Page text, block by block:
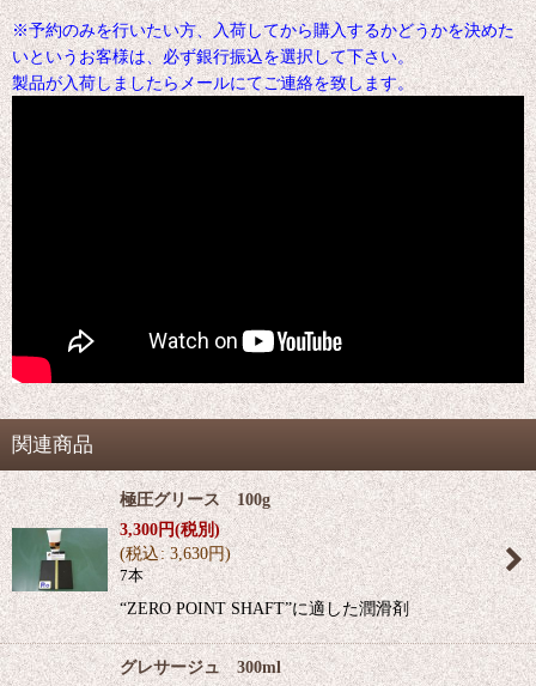
※予約のみを行いたい方、入荷してから購入するかどうかを決めた
いというお客様は、必ず銀行振込を選択して下さい。
製品が入荷しましたらメールにてご連絡を致します。
関連商品
極圧グリース 100g
3,300円(税別)
(税込: 3,630円)
7本
“ZERO POINT SHAFT”に適した潤滑剤
グレサージュ 300ml